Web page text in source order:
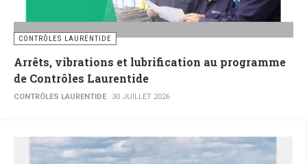
CONTRÔLES LAURENTIDE
Arrêts, vibrations et lubrification au programme
de Contrôles Laurentide
CONTRÔLES LAURENTIDE 30 JUILLET 2026